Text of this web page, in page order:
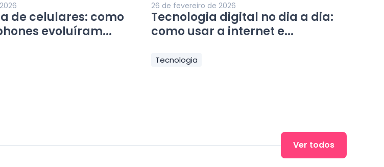
de celulares: como
evoluíram...
26 de fevereiro de 2026
Tecnologia digital no dia a dia:
como usar a internet e...
Tecnologia
Ver todos